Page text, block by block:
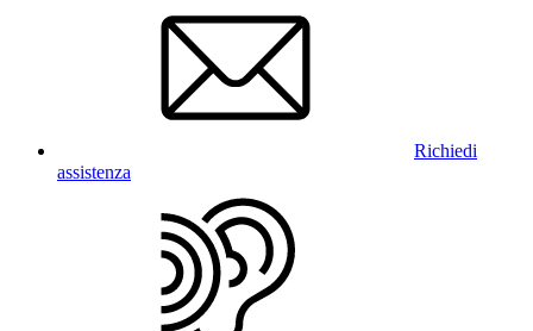
Richiedi
assistenza